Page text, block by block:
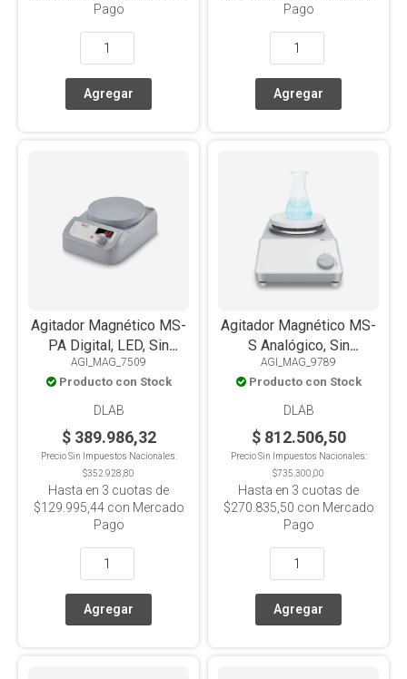
Pago
Pago
Agitador Magnético MS-
PA Digital, LED, Sin
Calefacción, Placa
Nylon+GF, 3L
AGI_MAG_7509
Producto con Stock
DLAB
$ 389.986,32
Precio Sin Impuestos Nacionales:
$352.928,80
Hasta en 3 cuotas de
$129.995,44con Mercado
Pago
Agitador Magnético MS-
S Analógico, Sin
Calefacción, Placa Acero
Inox+Cerámica, 20L
AGI_MAG_9789
Producto con Stock
DLAB
$ 812.506,50
Precio Sin Impuestos Nacionales:
$735.300,00
Hasta en 3 cuotas de
$270.835,50 con Mercado
Pago